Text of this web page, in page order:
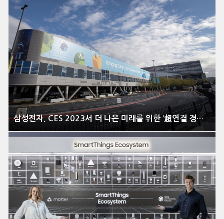
삼성전자, CES 2023서 더 나은 미래를 위한 ‘超연결 경험’ 대거 선보여